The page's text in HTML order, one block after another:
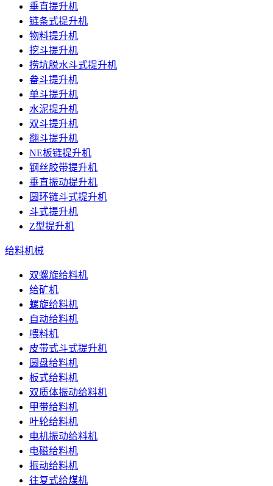
垂直提升机
链条式提升机
物料提升机
挖斗提升机
捞坑脱水斗式提升机
畚斗提升机
单斗提升机
水泥提升机
双斗提升机
翻斗提升机
NE板链提升机
钢丝胶带提升机
垂直振动提升机
圆环链斗式提升机
斗式提升机
Z型提升机
给料机械
双螺旋给料机
给矿机
螺旋给料机
自动给料机
喂料机
皮带式斗式提升机
圆盘给料机
板式给料机
双质体振动给料机
甲带给料机
叶轮给料机
电机振动给料机
电磁给料机
振动给料机
往复式给煤机